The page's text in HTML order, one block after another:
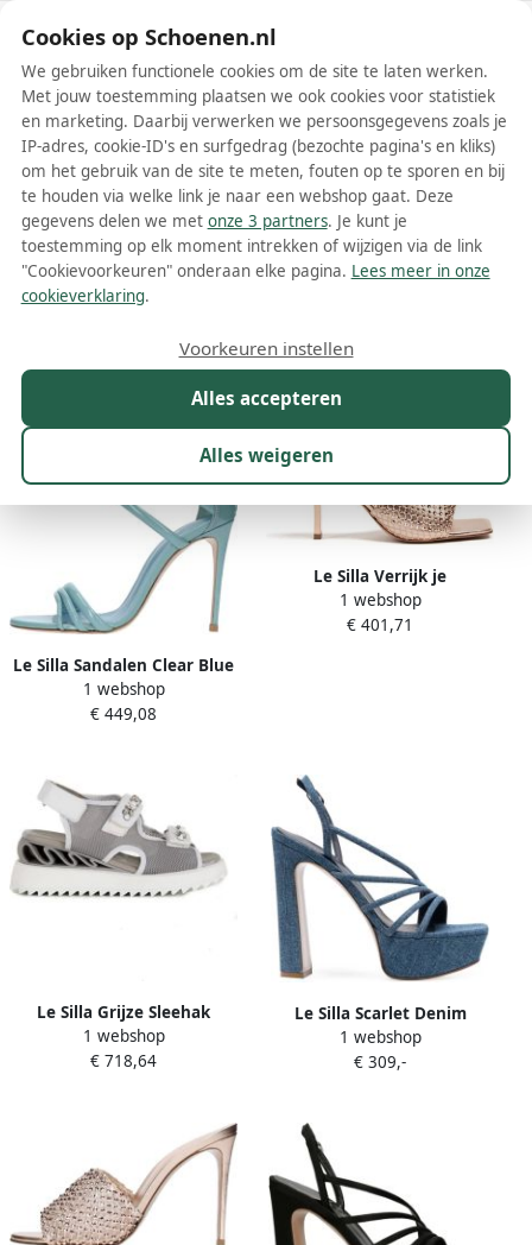
Schoenen.nl
Wis filters Alle filters
Le Silla dames sandalen
Meer lezen
Le Silla Sandalen Clear Blue
Dames
1 webshop
€ 449,08
Le Silla Verrijk je
schoenencollectie met hoge
hak sandalen Beige Dames
1 webshop
€ 401,71
Le Silla Grijze Sleehak
Sandalen
1 webshop
€ 718,64
Le Silla Scarlet Denim
Boyfriend Sandalen Blue
Dames
1 webshop
€ 309,-
Cookies op Schoenen.nl
We gebruiken functionele cookies om de site te laten werken.
Met jouw toestemming plaatsen we ook cookies voor statistiek
en marketing. Daarbij verwerken we persoonsgegevens zoals je
IP-adres, cookie-ID's en surfgedrag (bezochte pagina's en kliks)
om het gebruik van de site te meten, fouten op te sporen en bij
te houden via welke link je naar een webshop gaat. Deze
gegevens delen we met onze 3 partners. Je kunt je
toestemming op elk moment intrekken of wijzigen via de link
"Cookievoorkeuren" onderaan elke pagina. Lees meer in onze
cookieverklaring.
Alles accepteren
Alles weigeren
Voorkeuren instellen